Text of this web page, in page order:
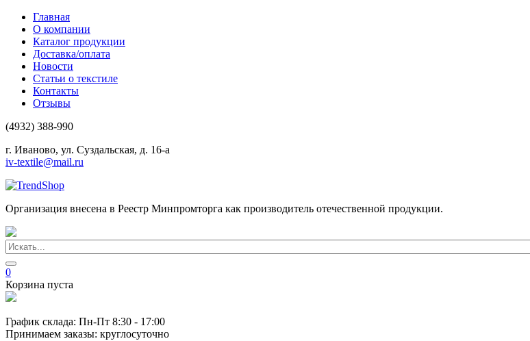
Главная
О компании
Каталог продукции
Доставка/оплата
Новости
Статьи о текстиле
Контакты
Отзывы
(4932) 388-990
г. Иваново, ул. Суздальская, д. 16-а
iv-textile@mail.ru
Организация внесена в Реестр Минпромторга как производитель отечественной продукции.
0
Корзина пуста
График склада: Пн-Пт 8:30 - 17:00
Принимаем заказы: круглосуточно